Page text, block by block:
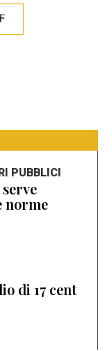
PUBBLICI
norme
di 17 cent